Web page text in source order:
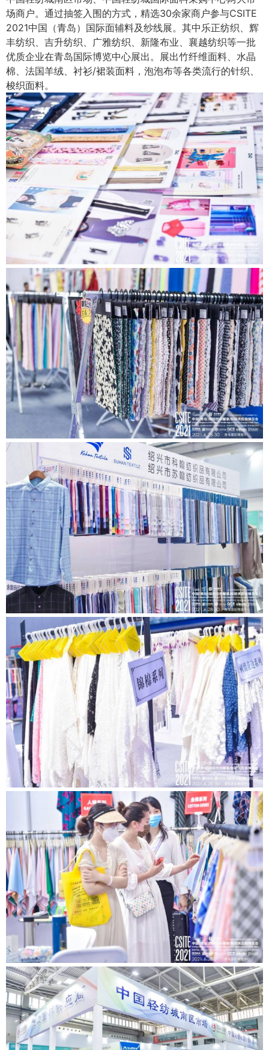
场商户。通过抽签入围的方式，精选30余家商户参与CSITE
2021中国（青岛）国际面辅料及纱线展。其中乐正纺织、辉
丰纺织、吉升纺织、广雅纺织、新隆布业、襄越纺织等一批
优质企业在青岛国际博览中心展出。展出竹纤维面料、水晶
棉、法国羊绒、衬衫/裙装面料，泡泡布等各类流行的针织、
梭织面料。